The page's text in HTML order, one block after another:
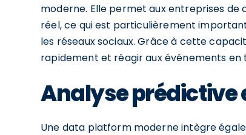
moderne. Elle permet aux entreprises
réel, ce qui est particulièrement
les réseaux sociaux. Grâce à cette
rapidement et réagir aux événements en
Analyse prédictive
Une data platform moderne intègre